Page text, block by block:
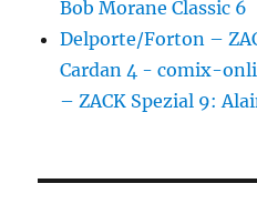
Bob Morane Classic 6
Delporte/Forton –
Cardan 4 - comix-
– ZACK Spezial 9: